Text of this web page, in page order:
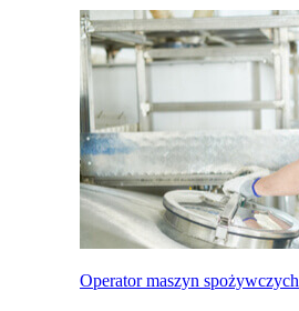
Operator maszyn spożywczych